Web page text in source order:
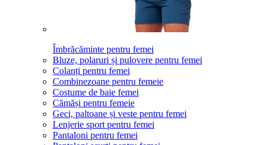
Îmbrăcăminte pentru femei
Bluze, polaruri și pulovere pentru femei
Colanți pentru femei
Combinezoane pentru femeie
Costume de baie femei
Cămăși pentru femeie
Geci, paltoane și veste pentru femei
Lenjerie sport pentru femei
Pantaloni pentru femei